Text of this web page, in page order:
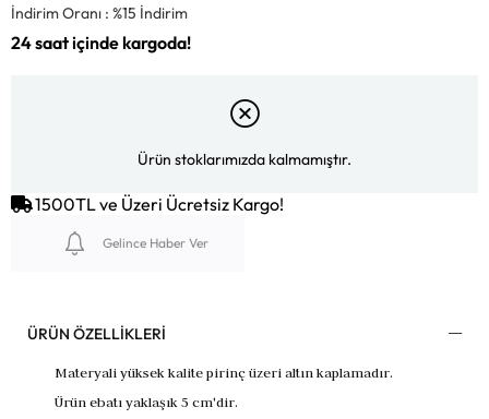
İndirim Oranı : %15 İndirim
Ürün stoklarımızda kalmamıştır.
1500TL ve Üzeri Ücretsiz Kargo!
Gelince Haber Ver
ÜRÜN ÖZELLIKLERI
Materyali yüksek kalite pirinç üzeri altın kaplamadır.
Ürün ebatı yaklaşık 5 cm'dir.